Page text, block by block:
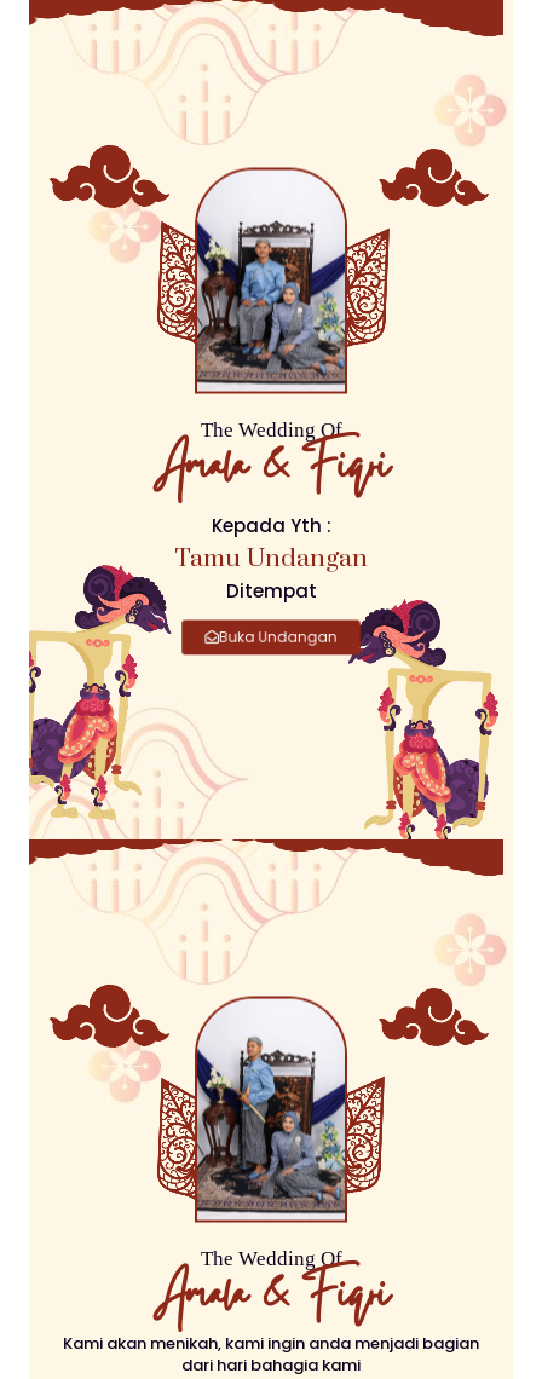
The Wedding Of
Amala & Fiqri
Kepada Yth :
Tamu Undangan
Ditempat
Buka Undangan
The Wedding Of
Amala & Fiqri
Kami akan menikah, kami ingin anda menjadi bagian
dari hari bahagia kami